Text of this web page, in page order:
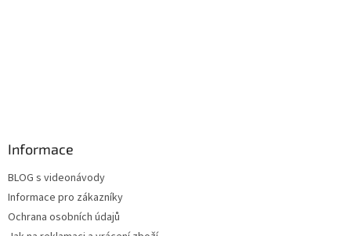
Informace
BLOG s videonávody
Informace pro zákazníky
Ochrana osobních údajů